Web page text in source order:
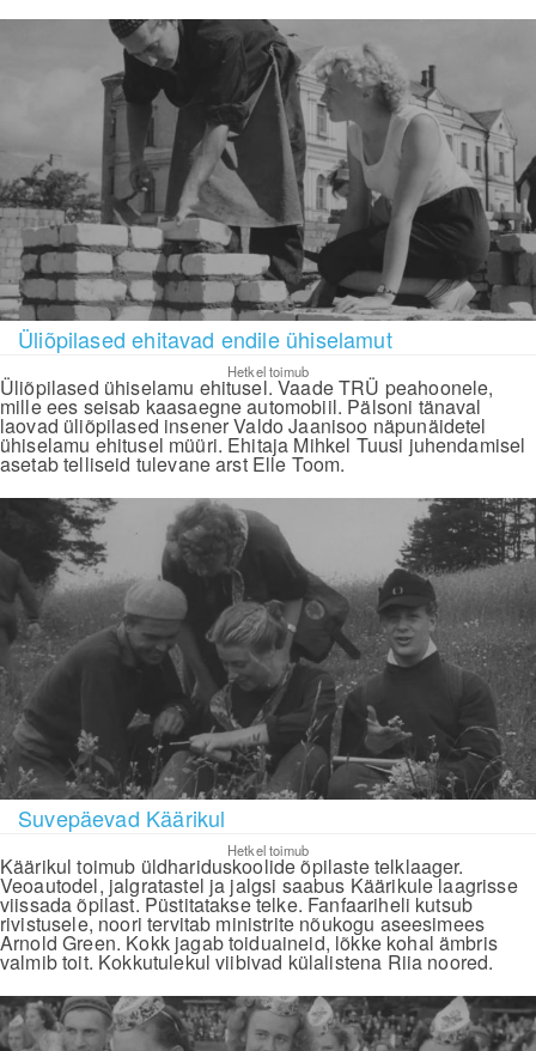
Üliõpilased ehitavad endile ühiselamut
Hetkel toimub
Üliõpilased ühiselamu ehitusel. Vaade TRÜ peahoonele,
mille ees seisab kaasaegne automobiil. Pälsoni tänaval
laovad üliõpilased insener Valdo Jaanisoo näpunäidetel
ühiselamu ehitusel müüri. Ehitaja Mihkel Tuusi juhendamisel
asetab telliseid tulevane arst Elle Toom.
Suvepäevad Käärikul
Hetkel toimub
Käärikul toimub üldhariduskoolide õpilaste telklaager.
Veoautodel, jalgratastel ja jalgsi saabus Käärikule laagrisse
viissada õpilast. Püstitatakse telke. Fanfaariheli kutsub
rivistusele, noori tervitab ministrite nõukogu aseesimees
Arnold Green. Kokk jagab toiduaineid, lõkke kohal ämbris
valmib toit. Kokkutulekul viibivad külalistena Riia noored.